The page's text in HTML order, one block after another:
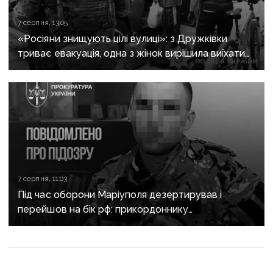
7 серпня, 13:05
«Росіяни знищують цілі вулиці»: з Дружківки
триває евакуація, одна з жінок вирішила виїхати
після загибелі чоловіка
7 серпня, 11:03
Під час оборони Маріуполя дезертирував і
перейшов на бік рф: прикордоннику
з «Азовсталі» повідомили про підозру